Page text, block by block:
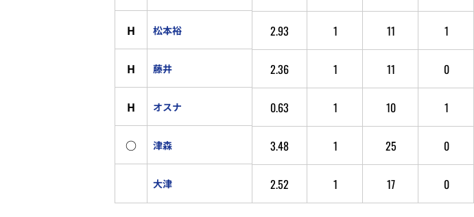
H 松本裕 2.93 1 11 1
H 藤井 2.36 1 11 0
H オスナ 0.63 1 10 1
○ 津森 3.48 1 25 0
大津 2.52 1 17 0